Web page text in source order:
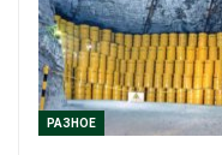
РАЗНОЕ